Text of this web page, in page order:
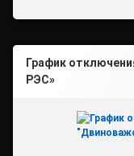
График
РЭС»